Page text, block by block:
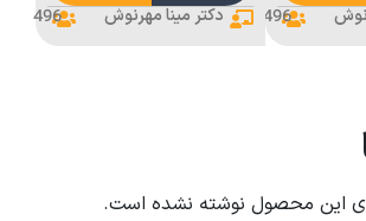
496
دکتر مینا مهرنوش
496
این محصول نوشته نشده است.